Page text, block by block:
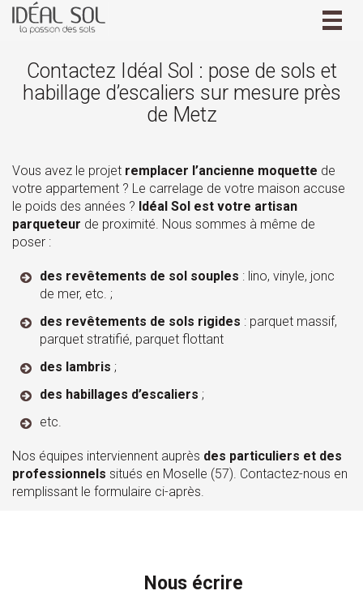
Contactez Idéal Sol : pose de sols et
habillage d’escaliers sur mesure près
de Metz
Vous avez le projet remplacer l’ancienne moquette de
votre appartement ? Le carrelage de votre maison accuse
le poids des années ? Idéal Sol est votre artisan
parqueteur de proximité. Nous sommes à même de
poser :
des revêtements de sol souples : lino, vinyle, jonc
de mer, etc. ;
des revêtements de sols rigides : parquet massif,
parquet stratifié, parquet flottant
des lambris ;
des habillages d’escaliers ;
etc.
Nos équipes interviennent auprès des particuliers et des
professionnels situés en Moselle (57). Contactez-nous en
remplissant le formulaire ci-après.
Nous écrire